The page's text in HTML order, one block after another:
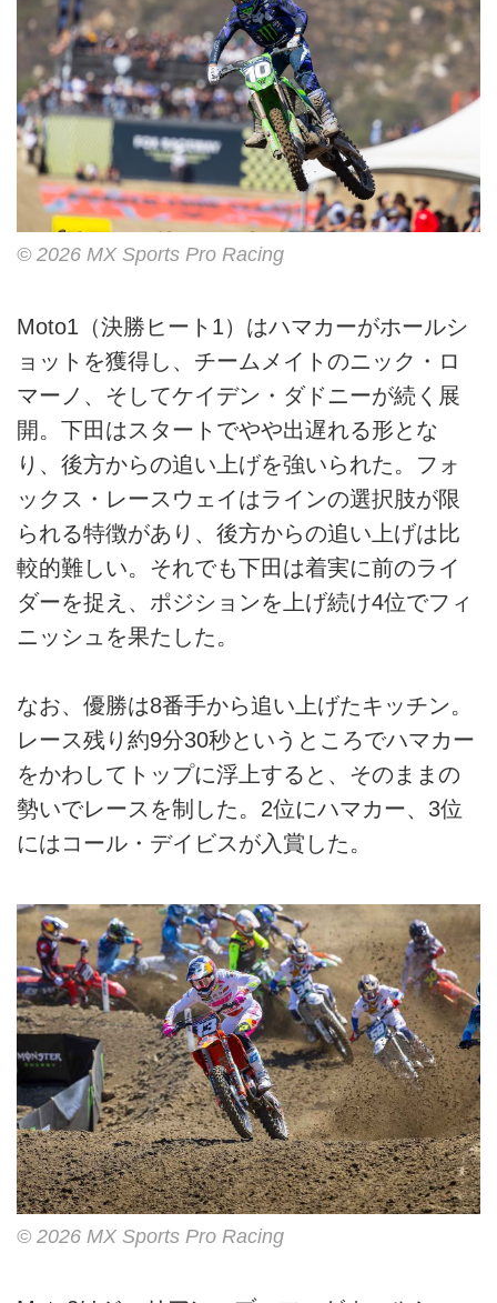
© 2026 MX Sports Pro Racing
Moto1（決勝ヒート1）はハマカーがホールシ
ョットを獲得し、チームメイトのニック・ロ
マーノ、そしてケイデン・ダドニーが続く展
開。下田はスタートでやや出遅れる形とな
り、後方からの追い上げを強いられた。フォ
ックス・レースウェイはラインの選択肢が限
られる特徴があり、後方からの追い上げは比
較的難しい。それでも下田は着実に前のライ
ダーを捉え、ポジションを上げ続け4位でフィ
ニッシュを果たした。
なお、優勝は8番手から追い上げたキッチン。
レース残り約9分30秒というところでハマカー
をかわしてトップに浮上すると、そのままの
勢いでレースを制した。2位にハマカー、3位
にはコール・デイビスが入賞した。
© 2026 MX Sports Pro Racing